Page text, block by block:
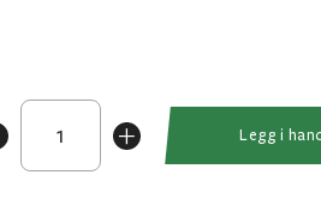
+
Savage
Gear
Sandeel
Legg i